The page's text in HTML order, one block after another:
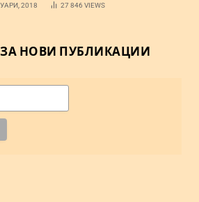
2018 27 846 VIEWS
НОВИ ПУБЛИКАЦИИ